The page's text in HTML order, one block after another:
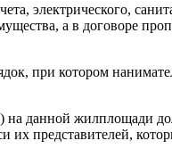
электрического,
а в договоре
при котором
на данной жилплощади
представителей,